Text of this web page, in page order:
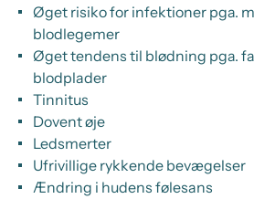
Øget risiko for infektioner pga.
blodlegemer
Øget tendens til blødning pga.
blodplader
Tinnitus
Dovent øje
Ledsmerter
Ufrivillige rykkende bevægelser
Ændring i hudens følesans